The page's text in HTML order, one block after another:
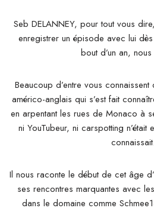
Seb DELANNEY, pour tout vous
enregistrer un épisode avec lui
bout d’un an,
Beaucoup d’entre vous
américo-anglais qui s’est fait
en arpentant les rues de Monaco à
ni YouTubeur, ni carspotting n’était
connaissait.
Il nous raconte le début de cet âge
ses rencontres marquantes avec
dans le domaine comme